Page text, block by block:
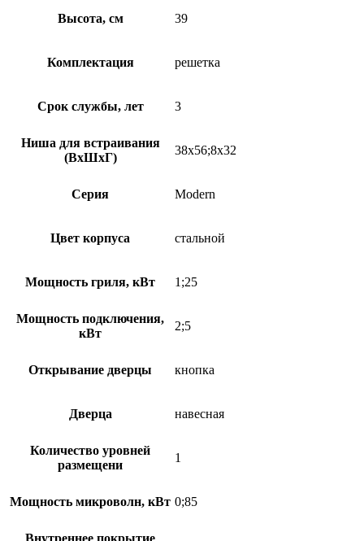
Высота, см 39
Комплектация решетка
Срок службы, лет 3
Ниша для встраивания
(ВхШхГ)
38х56;8х32
Серия Modern
Цвет корпуса стальной
Мощность гриля, кВт 1;25
Мощность подключения,
кВт
2;5
Открывание дверцы кнопка
Дверца навесная
Количество уровней
размещени
1
Мощность микроволн, кВт 0;85
Внутреннее покрытие